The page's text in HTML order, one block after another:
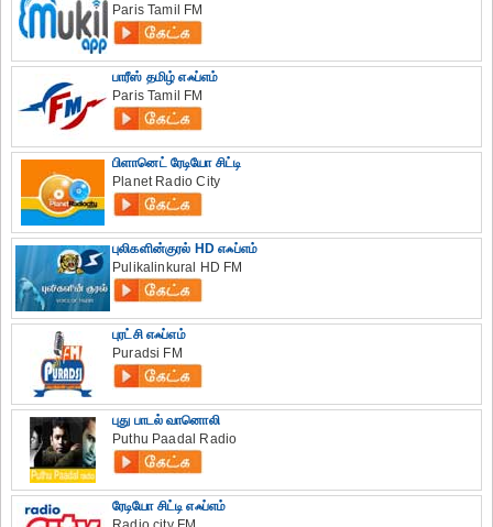
Paris Tamil FM
பாரீஸ் தமிழ் எஃப்எம்
Paris Tamil FM
பிளானெட் ரேடியோ சிட்டி
Planet Radio City
புலிகளின்குரல் HD எஃப்எம்
Pulikalinkural HD FM
புரட்சி எஃப்எம்
Puradsi FM
புது பாடல் வானொலி
Puthu Paadal Radio
ரேடியோ சிட்டி எஃப்எம்